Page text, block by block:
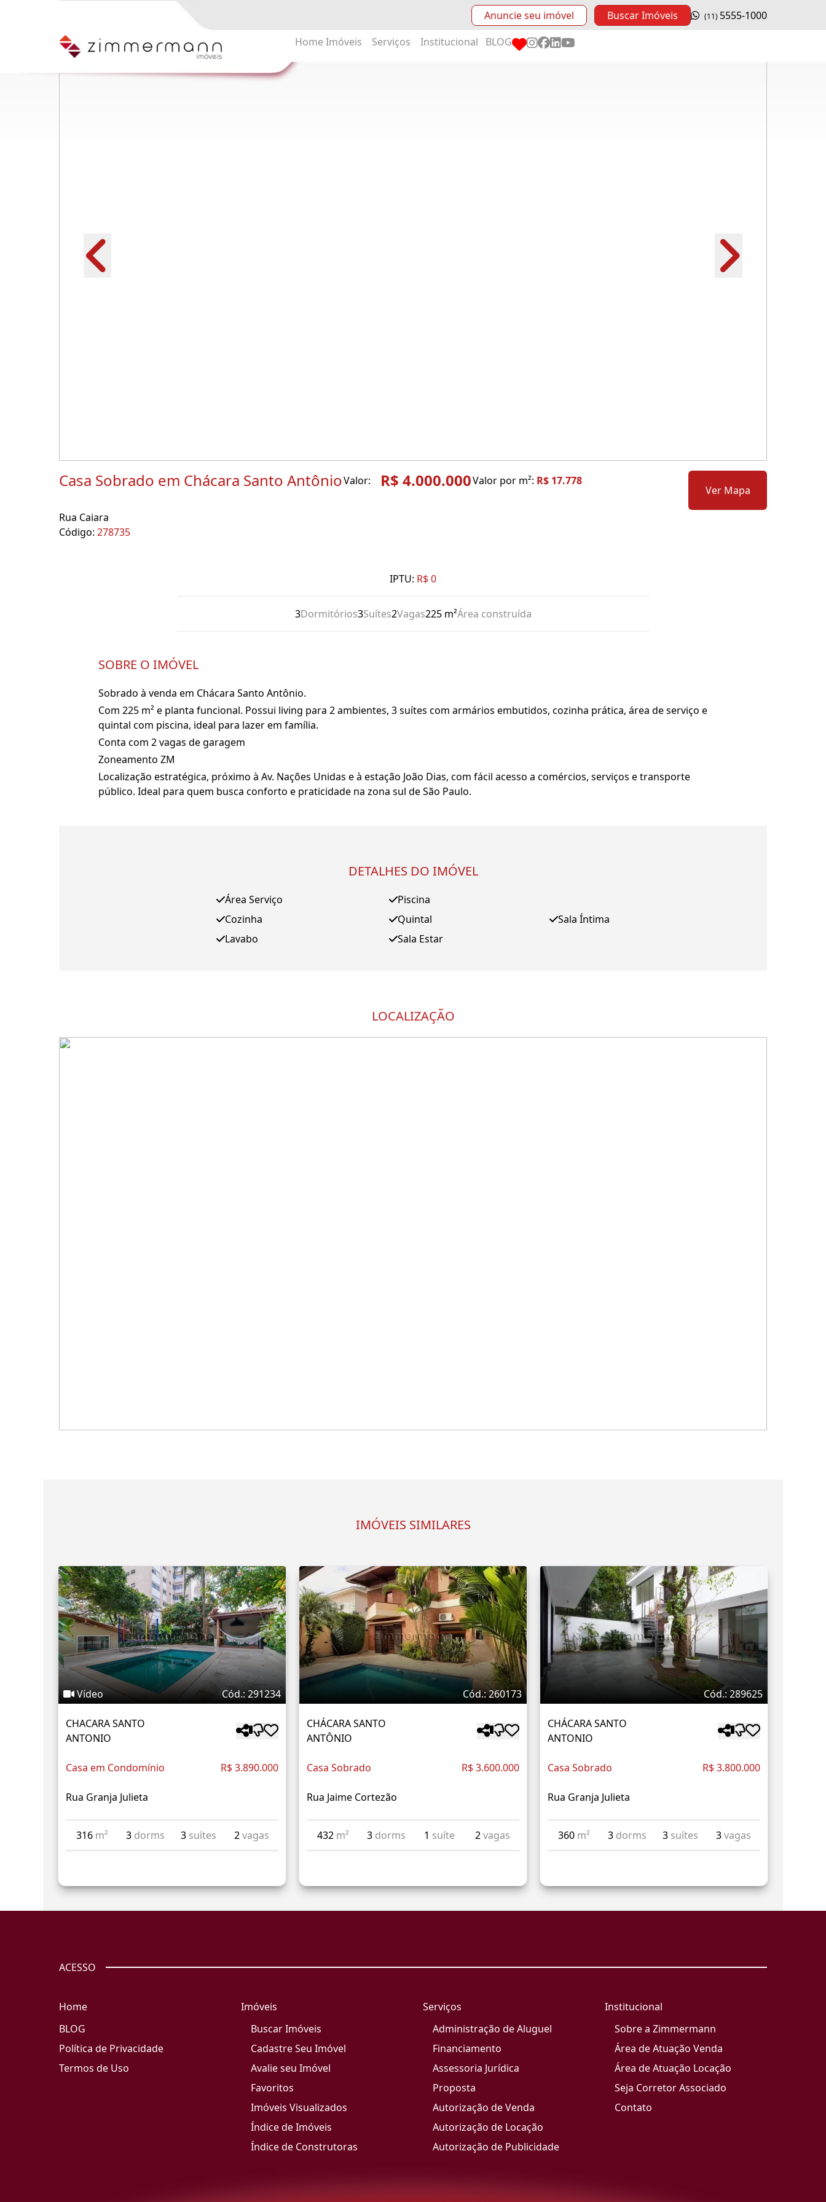
Anuncie seu imóvel Buscar Imóveis (11) 5555-1000
Home Imóveis Serviços Institucional BLOG
Casa Sobrado em Chácara Santo AntônioValor: R$ 4.000.000Valor por m²: R$ 17.778
Rua Caiara
Código: 278735
Ver Mapa
IPTU: R$ 0
3Dormitórios3Suítes2Vagas225 m²Área construída
SOBRE O IMÓVEL
Sobrado à venda em Chácara Santo Antônio.
Com 225 m² e planta funcional. Possui living para 2 ambientes, 3 suítes com armários embutidos, cozinha prática, área de serviço e
quintal com piscina, ideal para lazer em família.
Conta com 2 vagas de garagem
Zoneamento ZM
Localização estratégica, próximo à Av. Nações Unidas e à estação João Dias, com fácil acesso a comércios, serviços e transporte
público. Ideal para quem busca conforto e praticidade na zona sul de São Paulo.
DETALHES DO IMÓVEL
Área Serviço
Cozinha
Lavabo
Piscina
Quintal
Sala Estar
Sala Íntima
LOCALIZAÇÃO
IMÓVEIS SIMILARES
Vídeo Cód.: 291234
CHACARA SANTO
ANTONIO
Casa em Condomínio R$ 3.890.000
Rua Granja Julieta
316 m² 3 dorms 3 suítes 2vagas
Cód.: 260173
CHÁCARA SANTO
ANTÔNIO
Casa Sobrado R$ 3.600.000
Rua Jaime Cortezão
432 m² 3 dorms 1 suíte 2vagas
Cód.: 289625
CHÁCARA SANTO
ANTONIO
Casa Sobrado R$ 3.800.000
Rua Granja Julieta
360 m² 3 dorms 3 suítes 3vagas
ACESSO
Home
BLOG
Política de Privacidade
Termos de Uso
Imóveis
Buscar Imóveis
Cadastre Seu Imóvel
Avalie seu Imóvel
Favoritos
Imóveis Visualizados
Índice de Imóveis
Índice de Construtoras
Serviços
Administração de Aluguel
Financiamento
Assessoria Jurídica
Proposta
Autorização de Venda
Autorização de Locação
Autorização de Publicidade
Institucional
Sobre a Zimmermann
Área de Atuação Venda
Área de Atuação Locação
Seja Corretor Associado
Contato